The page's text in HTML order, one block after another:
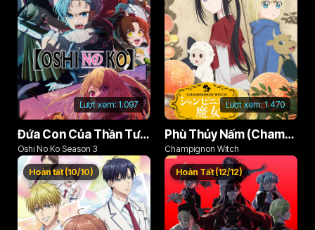
Lượt xem: 1.097
Đứa Con Của Thần Tượng (Phần 3)
Oshi No Ko Season 3
Lượt xem:1.470
Phù Thủy Nấm (Champignon no Majo)
Champignon Witch
Hoàn tất (10/10) Hoàn Tất (12/12)